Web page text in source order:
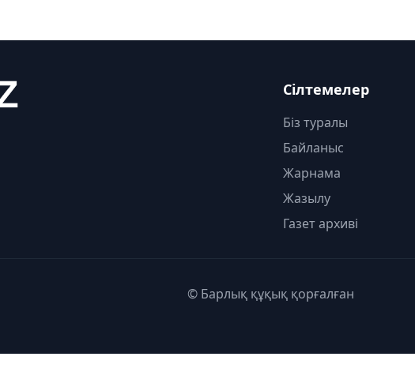
Сілтемелер
Біз туралы
Байланыс
Жарнама
Жазылу
Газет архиві
© Барлық құқық қорғалған